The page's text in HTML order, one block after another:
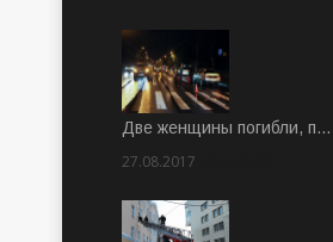
Две женщины погибли, п…
27.08.2017